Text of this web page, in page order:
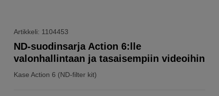
Artikkeli: 1104453
Kase Action 6 (ND-filter kit)
ND-suodinsarja Action 6:lle
valonhallintaan ja tasaisempiin videoihin